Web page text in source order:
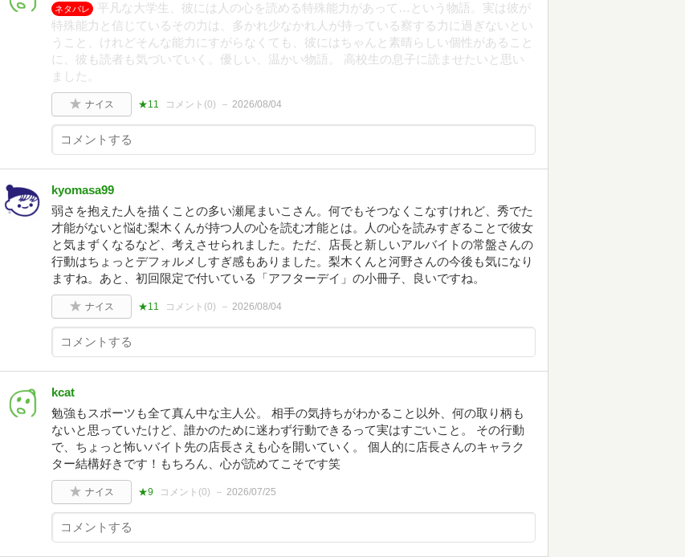
ネタバレ
平凡な大学生、彼には人の心を読める特殊能力があって…という物語。実は彼が
特殊能力と信じているその力は、多かれ少なかれ人が持っている察する力に過ぎないとい
うこと、けれどそんな能力にすがらなくても、彼にはちゃんと素晴らしい個性があること
に、彼も読者も気づいていく。優しい、温かい物語。 高校生の息子に読ませたいと思い
ました。
ナイス ★11 コメント(0) 2026/08/04
kyomasa99
弱さを抱えた人を描くことの多い瀬尾まいこさん。何でもそつなくこなすけれど、秀でた
才能がないと悩む梨木くんが持つ人の心を読む才能とは。人の心を読みすぎることで彼女
と気まずくなるなど、考えさせられました。ただ、店長と新しいアルバイトの常盤さんの
行動はちょっとデフォルメしすぎ感もありました。梨木くんと河野さんの今後も気になり
ますね。あと、初回限定で付いている「アフターデイ」の小冊子、良いですね。
ナイス ★11 コメント(0) 2026/08/04
kcat
勉強もスポーツも全て真ん中な主人公。 相手の気持ちがわかること以外、何の取り柄も
ないと思っていたけど、誰かのために迷わず行動できるって実はすごいこと。 その行動
で、ちょっと怖いバイト先の店長さえも心を開いていく。 個人的に店長さんのキャラク
ター結構好きです！もちろん、心が読めてこそです笑
ナイス ★9 コメント(0) 2026/07/25